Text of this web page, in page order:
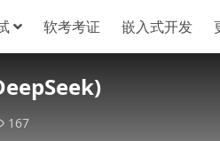
软考考证 嵌入式开发
167